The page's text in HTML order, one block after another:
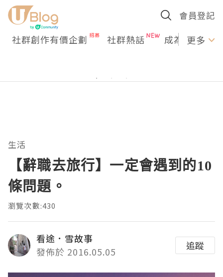
會員登記
社群創作有價企劃 社群熱話 成為U更多
生活
【辭職去旅行】一定會遇到的10
條問題。
瀏覽次數:430
看途．雪故事
發佈於 2016.05.05
追蹤